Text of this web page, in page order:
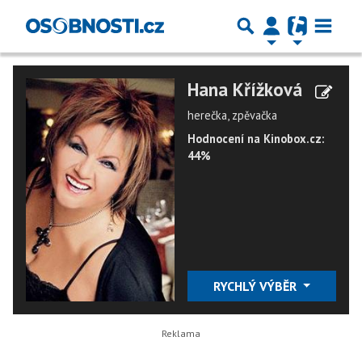
Hana Křížková
herečka, zpěvačka
Hodnocení na Kinobox.cz:
44%
RYCHLÝ VÝBĚR